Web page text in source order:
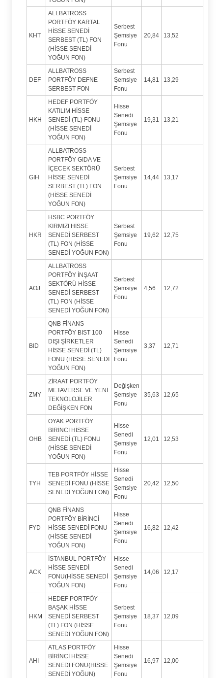
KHT
ALLBATROSS
PORTFÖY KARTAL
HİSSE SENEDİ
SERBEST (TL) FON
(HİSSE SENEDİ
YOĞUN FON)
Serbest
Şemsiye
Fonu
20,84 13,52
DEF
ALLBATROSS
PORTFÖY DEFNE
SERBEST FON
Serbest
Şemsiye
Fonu
14,81 13,29
HKH
HEDEF PORTFÖY
KATILIM HİSSE
SENEDİ (TL) FONU
(HİSSE SENEDİ
YOĞUN FON)
Hisse
Senedi
Şemsiye
Fonu
19,31 13,21
GIH
ALLBATROSS
PORTFÖY GIDA VE
İÇECEK SEKTÖRÜ
HİSSE SENEDİ
SERBEST (TL) FON
(HİSSE SENEDİ
YOĞUN FON)
Serbest
Şemsiye
Fonu
14,44 13,17
HKR
HSBC PORTFÖY
KIRMIZI HİSSE
SENEDİ SERBEST
(TL) FON (HİSSE
SENEDİ YOĞUN FON)
Serbest
Şemsiye
Fonu
19,62 12,75
AOJ
ALLBATROSS
PORTFÖY İNŞAAT
SEKTÖRÜ HİSSE
SENEDİ SERBEST
(TL) FON (HİSSE
SENEDİ YOĞUN FON)
Serbest
Şemsiye
Fonu
4,56 12,72
BID
QNB FİNANS
PORTFÖY BIST 100
DIŞI ŞİRKETLER
HİSSE SENEDİ (TL)
FONU (HİSSE SENEDİ
YOĞUN FON)
Hisse
Senedi
Şemsiye
Fonu
3,37 12,71
ZMY
ZİRAAT PORTFÖY
METAVERSE VE YENİ
TEKNOLOJİLER
DEĞİŞKEN FON
Değişken
Şemsiye
Fonu
35,63 12,65
OHB
OYAK PORTFÖY
BİRİNCİ HİSSE
SENEDİ (TL) FONU
(HİSSE SENEDİ
YOĞUN FON)
Hisse
Senedi
Şemsiye
Fonu
12,01 12,53
TYH
TEB PORTFÖY HİSSE
SENEDİ FONU (HİSSE
SENEDİ YOĞUN FON)
Hisse
Senedi
Şemsiye
Fonu
20,42 12,50
FYD
QNB FİNANS
PORTFÖY BİRİNCİ
HİSSE SENEDİ FONU
(HİSSE SENEDİ
YOĞUN FON)
Hisse
Senedi
Şemsiye
Fonu
16,82 12,42
ACK
İSTANBUL PORTFÖY
HİSSE SENEDİ
FONU(HİSSE SENEDİ
YOĞUN FON)
Hisse
Senedi
Şemsiye
Fonu
14,06 12,17
HKM
HEDEF PORTFÖY
BAŞAK HİSSE
SENEDİ SERBEST
(TL) FON (HİSSE
SENEDİ YOĞUN FON)
Serbest
Şemsiye
Fonu
18,37 12,09
AHI
ATLAS PORTFÖY
BİRİNCİ HİSSE
SENEDİ FONU(HİSSE
SENEDİ YOĞUN)
Hisse
Senedi
Şemsiye
Fonu
16,97 12,00